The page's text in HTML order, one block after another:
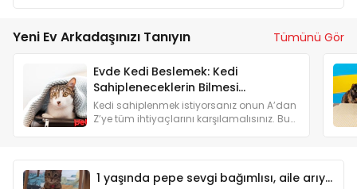
Yeni Ev Arkadaşınızı Tanıyın Tümünü Gör
Evde Kedi Beslemek: Kedi
Sahipleneceklerin Bilmesi
Gerekenler
Kedi sahiplenmek istiyorsanız onun A’dan
Z’ye tüm ihtiyaçlarını karşılamalısınız. Bu
1 yaşında pepe sevgi bağımlısı, aile arıyor.